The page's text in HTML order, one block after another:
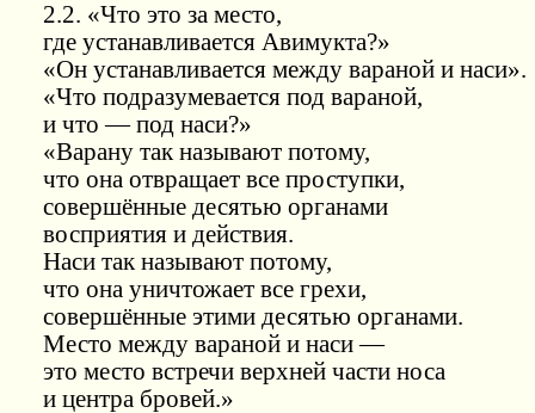
2.2. «Что это за место,
где устанавливается Авимукта?»
«Он устанавливается между вараной и наси».
«Что подразумевается под вараной,
и что — под наси?»
«Варану так называют потому,
что она отвращает все проступки,
совершённые десятью органами
восприятия и действия.
Наси так называют потому,
что она уничтожает все грехи,
совершённые этими десятью органами.
Место между вараной и наси —
это место встречи верхней части носа
и центра бровей.»